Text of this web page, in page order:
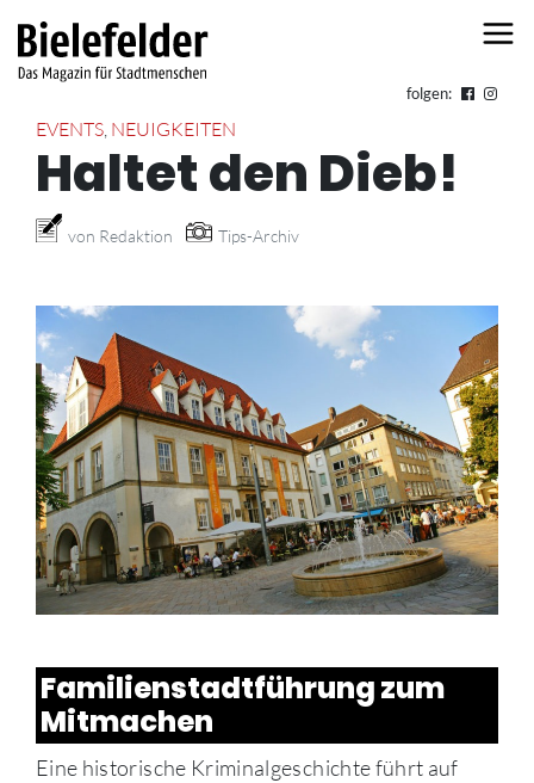
folgen:
EVENTS, NEUIGKEITEN
Haltet den Dieb!
von Redaktion Tips-Archiv
Familienstadtführung zum
Mitmachen
Eine historische Kriminalgeschichte führt auf